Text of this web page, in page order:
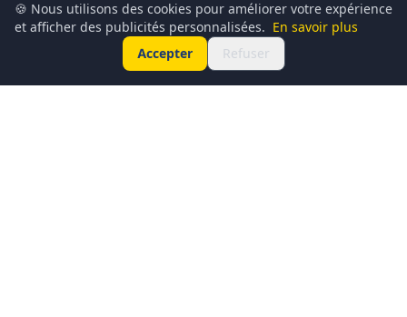
🍪 Nous utilisons des cookies pour améliorer votre expérience
et afficher des publicités personnalisées. En savoir plus
Accepter
Refuser